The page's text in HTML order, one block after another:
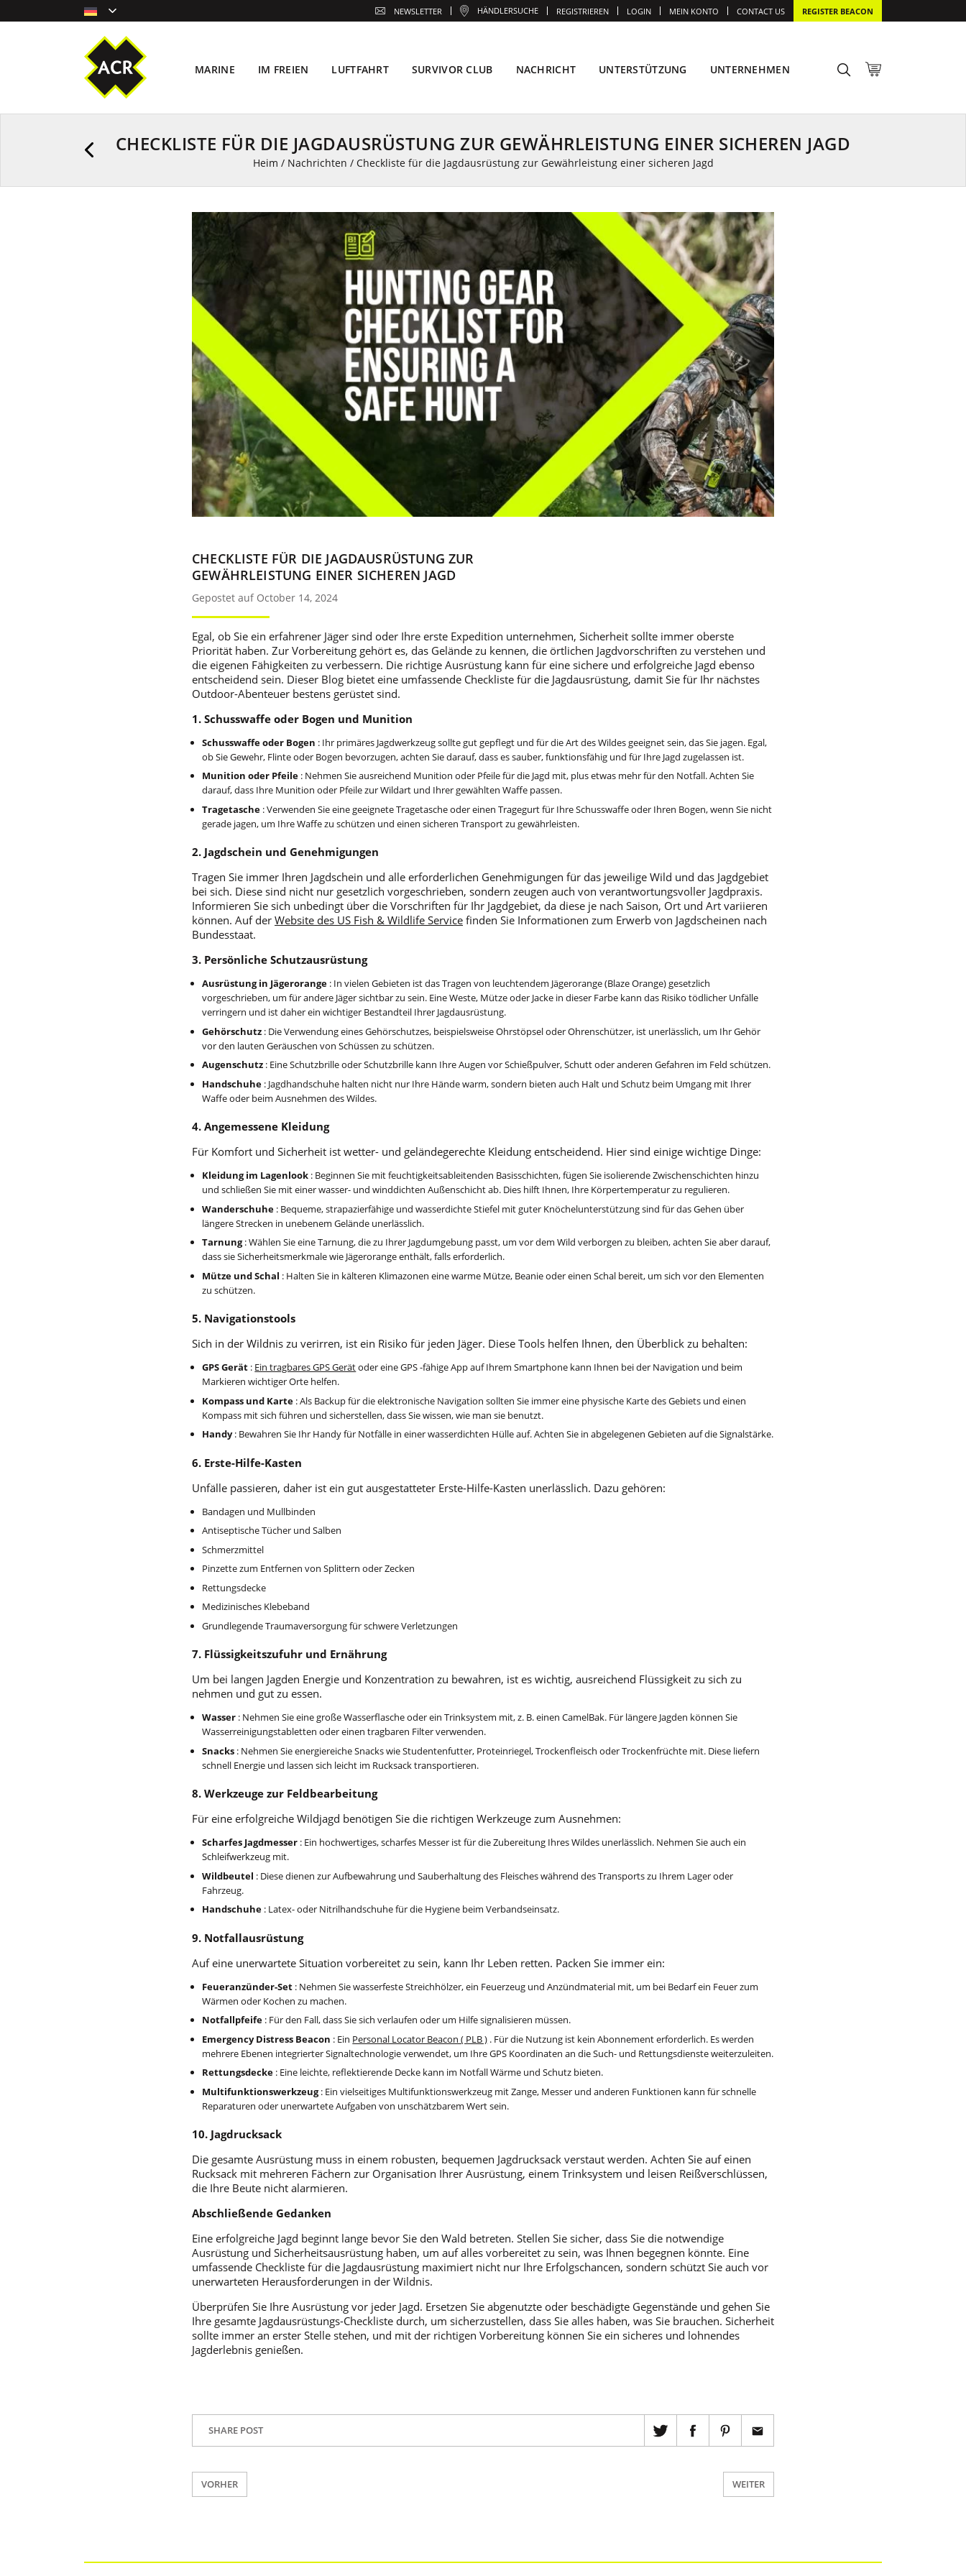
CHECKLISTE FÜR DIE JAGDAUSRÜSTUNG ZUR GEWÄHRLEISTUNG EINER SICHEREN JAGD
Heim / Nachrichten / Checkliste für die Jagdausrüstung zur Gewährleistung einer sicheren Jagd
CHECKLISTE FÜR DIE JAGDAUSRÜSTUNG ZUR
GEWÄHRLEISTUNG EINER SICHEREN JAGD
Gepostet auf October 14, 2024
Egal, ob Sie ein erfahrener Jäger sind oder Ihre erste Expedition unternehmen, Sicherheit sollte immer oberste
Priorität haben. Zur Vorbereitung gehört es, das Gelände zu kennen, die örtlichen Jagdvorschriften zu verstehen und
die eigenen Fähigkeiten zu verbessern. Die richtige Ausrüstung kann für eine sichere und erfolgreiche Jagd ebenso
entscheidend sein. Dieser Blog bietet eine umfassende Checkliste für die Jagdausrüstung, damit Sie für Ihr nächstes
Outdoor-Abenteuer bestens gerüstet sind.
1. Schusswaffe oder Bogen und Munition
Schusswaffe oder Bogen : Ihr primäres Jagdwerkzeug sollte gut gepflegt und für die Art des Wildes geeignet sein, das Sie jagen. Egal,
ob Sie Gewehr, Flinte oder Bogen bevorzugen, achten Sie darauf, dass es sauber, funktionsfähig und für Ihre Jagd zugelassen ist.
Munition oder Pfeile : Nehmen Sie ausreichend Munition oder Pfeile für die Jagd mit, plus etwas mehr für den Notfall. Achten Sie
darauf, dass Ihre Munition oder Pfeile zur Wildart und Ihrer gewählten Waffe passen.
Tragetasche : Verwenden Sie eine geeignete Tragetasche oder einen Tragegurt für Ihre Schusswaffe oder Ihren Bogen, wenn Sie nicht
gerade jagen, um Ihre Waffe zu schützen und einen sicheren Transport zu gewährleisten.
2. Jagdschein und Genehmigungen
Tragen Sie immer Ihren Jagdschein und alle erforderlichen Genehmigungen für das jeweilige Wild und das Jagdgebiet
bei sich. Diese sind nicht nur gesetzlich vorgeschrieben, sondern zeugen auch von verantwortungsvoller Jagdpraxis.
Informieren Sie sich unbedingt über die Vorschriften für Ihr Jagdgebiet, da diese je nach Saison, Ort und Art variieren
können. Auf der Website des US Fish & Wildlife Service finden Sie Informationen zum Erwerb von Jagdscheinen nach
Bundesstaat.
3. Persönliche Schutzausrüstung
Ausrüstung in Jägerorange : In vielen Gebieten ist das Tragen von leuchtendem Jägerorange (Blaze Orange) gesetzlich
vorgeschrieben, um für andere Jäger sichtbar zu sein. Eine Weste, Mütze oder Jacke in dieser Farbe kann das Risiko tödlicher Unfälle
verringern und ist daher ein wichtiger Bestandteil Ihrer Jagdausrüstung.
Gehörschutz : Die Verwendung eines Gehörschutzes, beispielsweise Ohrstöpsel oder Ohrenschützer, ist unerlässlich, um Ihr Gehör
vor den lauten Geräuschen von Schüssen zu schützen.
Augenschutz : Eine Schutzbrille oder Schutzbrille kann Ihre Augen vor Schießpulver, Schutt oder anderen Gefahren im Feld schützen.
Handschuhe : Jagdhandschuhe halten nicht nur Ihre Hände warm, sondern bieten auch Halt und Schutz beim Umgang mit Ihrer
Waffe oder beim Ausnehmen des Wildes.
4. Angemessene Kleidung
Für Komfort und Sicherheit ist wetter- und geländegerechte Kleidung entscheidend. Hier sind einige wichtige Dinge:
Kleidung im Lagenlook : Beginnen Sie mit feuchtigkeitsableitenden Basisschichten, fügen Sie isolierende Zwischenschichten hinzu
und schließen Sie mit einer wasser- und winddichten Außenschicht ab. Dies hilft Ihnen, Ihre Körpertemperatur zu regulieren.
Wanderschuhe : Bequeme, strapazierfähige und wasserdichte Stiefel mit guter Knöchelunterstützung sind für das Gehen über
längere Strecken in unebenem Gelände unerlässlich.
Tarnung: Wählen Sie eine Tarnung, die zu Ihrer Jagdumgebung passt, um vor dem Wild verborgen zu bleiben, achten Sie aber darauf,
dass sie Sicherheitsmerkmale wie Jägerorange enthält, falls erforderlich.
Mütze und Schal : Halten Sie in kälteren Klimazonen eine warme Mütze, Beanie oder einen Schal bereit, um sich vor den Elementen
zu schützen.
5. Navigationstools
Sich in der Wildnis zu verirren, ist ein Risiko für jeden Jäger. Diese Tools helfen Ihnen, den Überblick zu behalten:
GPS Gerät : Ein tragbares GPS Gerätoder eine GPS -fähige App auf Ihrem Smartphone kann Ihnen bei der Navigation und beim
Markieren wichtiger Orte helfen.
Kompass und Karte : Als Backup für die elektronische Navigation sollten Sie immer eine physische Karte des Gebiets und einen
Kompass mit sich führen und sicherstellen, dass Sie wissen, wie man sie benutzt.
Handy: Bewahren Sie Ihr Handy für Notfälle in einer wasserdichten Hülle auf. Achten Sie in abgelegenen Gebieten auf die Signalstärke.
6. Erste-Hilfe-Kasten
Unfälle passieren, daher ist ein gut ausgestatteter Erste-Hilfe-Kasten unerlässlich. Dazu gehören:
Bandagen und Mullbinden
Antiseptische Tücher und Salben
Schmerzmittel
Pinzette zum Entfernen von Splittern oder Zecken
Rettungsdecke
Medizinisches Klebeband
Grundlegende Traumaversorgung für schwere Verletzungen
7. Flüssigkeitszufuhr und Ernährung
Um bei langen Jagden Energie und Konzentration zu bewahren, ist es wichtig, ausreichend Flüssigkeit zu sich zu
nehmen und gut zu essen.
Wasser : Nehmen Sie eine große Wasserflasche oder ein Trinksystem mit, z. B. einen CamelBak. Für längere Jagden können Sie
Wasserreinigungstabletten oder einen tragbaren Filter verwenden.
Snacks : Nehmen Sie energiereiche Snacks wie Studentenfutter, Proteinriegel, Trockenfleisch oder Trockenfrüchte mit. Diese liefern
schnell Energie und lassen sich leicht im Rucksack transportieren.
8. Werkzeuge zur Feldbearbeitung
Für eine erfolgreiche Wildjagd benötigen Sie die richtigen Werkzeuge zum Ausnehmen:
Scharfes Jagdmesser : Ein hochwertiges, scharfes Messer ist für die Zubereitung Ihres Wildes unerlässlich. Nehmen Sie auch ein
Schleifwerkzeug mit.
Wildbeutel : Diese dienen zur Aufbewahrung und Sauberhaltung des Fleisches während des Transports zu Ihrem Lager oder
Fahrzeug.
Handschuhe : Latex- oder Nitrilhandschuhe für die Hygiene beim Verbandseinsatz.
9. Notfallausrüstung
Auf eine unerwartete Situation vorbereitet zu sein, kann Ihr Leben retten. Packen Sie immer ein:
Feueranzünder-Set : Nehmen Sie wasserfeste Streichhölzer, ein Feuerzeug und Anzündmaterial mit, um bei Bedarf ein Feuer zum
Wärmen oder Kochen zu machen.
Notfallpfeife : Für den Fall, dass Sie sich verlaufen oder um Hilfe signalisieren müssen.
Emergency Distress Beacon : Ein Personal Locator Beacon ( PLB ) . Für die Nutzung ist kein Abonnement erforderlich. Es werden
mehrere Ebenen integrierter Signaltechnologie verwendet, um Ihre GPS Koordinaten an die Such- und Rettungsdienste weiterzuleiten.
Rettungsdecke : Eine leichte, reflektierende Decke kann im Notfall Wärme und Schutz bieten.
Multifunktionswerkzeug: Ein vielseitiges Multifunktionswerkzeug mit Zange, Messer und anderen Funktionen kann für schnelle
Reparaturen oder unerwartete Aufgaben von unschätzbarem Wert sein.
10. Jagdrucksack
Die gesamte Ausrüstung muss in einem robusten, bequemen Jagdrucksack verstaut werden. Achten Sie auf einen
Rucksack mit mehreren Fächern zur Organisation Ihrer Ausrüstung, einem Trinksystem und leisen Reißverschlüssen,
die Ihre Beute nicht alarmieren.
Abschließende Gedanken
Eine erfolgreiche Jagd beginnt lange bevor Sie den Wald betreten. Stellen Sie sicher, dass Sie die notwendige
Ausrüstung und Sicherheitsausrüstung haben, um auf alles vorbereitet zu sein, was Ihnen begegnen könnte. Eine
umfassende Checkliste für die Jagdausrüstung maximiert nicht nur Ihre Erfolgschancen, sondern schützt Sie auch vor
unerwarteten Herausforderungen in der Wildnis.
Überprüfen Sie Ihre Ausrüstung vor jeder Jagd. Ersetzen Sie abgenutzte oder beschädigte Gegenstände und gehen Sie
Ihre gesamte Jagdausrüstungs-Checkliste durch, um sicherzustellen, dass Sie alles haben, was Sie brauchen. Sicherheit
sollte immer an erster Stelle stehen, und mit der richtigen Vorbereitung können Sie ein sicheres und lohnendes
Jagderlebnis genießen.
SHARE POST
VORHER WEITER
MARINE IM FREIEN LUFTFAHRT SURVIVOR CLUB NACHRICHT UNTERSTÜTZUNG UNTERNEHMEN
NEWSLETTER HÄNDLERSUCHE REGISTRIEREN LOGIN MEIN KONTO CONTACT US REGISTER BEACON